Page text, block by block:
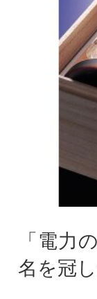
「電力
名を冠